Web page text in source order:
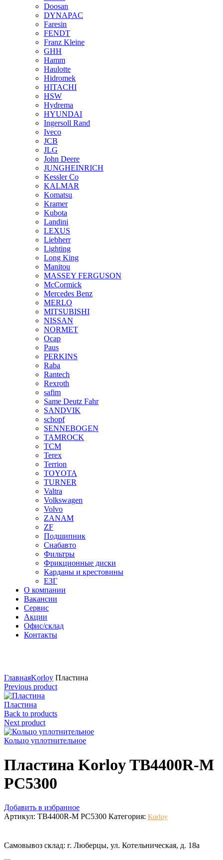
Doosan
DYNAPAC
Faresin
FENDT
Franz Kleine
GHH
Hamm
Haulotte
Hidromek
HITACHI
HSW
Hydrema
HYUNDAI
Ingersoll Rand
Iveco
JCB
JLG
John Deere
JUNGHEINRICH
Kessler Co
KALMAR
Komatsu
Kramer
Kubota
Landini
LEXUS
Liebherr
Lighting
Long King
Manitou
MASSEY FERGUSON
McCormick
Mercedes Benz
MERLO
MITSUBISHI
NISSAN
NORMET
Ocap
Paus
PERKINS
Raba
Rantech
Rexroth
safim
Same Deutz Fahr
SANDVIK
schopf
SENNEBOGEN
TAMROCK
TCM
Terex
Terrion
TOYOTA
TURNER
Valtra
Volkswagen
Volvo
ZANAM
ZF
Подшипник
Снабавто
Фильтры
Фрикционные диски
Карданы и крестовины
ЕЗГ
О компании
Вакансии
Сервис
Акции
Офис/склад
Контакты
ГлавнаяKorloy Пластина
Previous product
Пластина
Back to products
Next product
Кольцо уплотнительное
Пластина Korloy TB4400R-M
PC5300
Добавить в избранное
Артикул: TB4400R-M PC5300 Категория: Korloy
Самовывоз склад: г. Люберцы, ул. Котельническая, д. 18а